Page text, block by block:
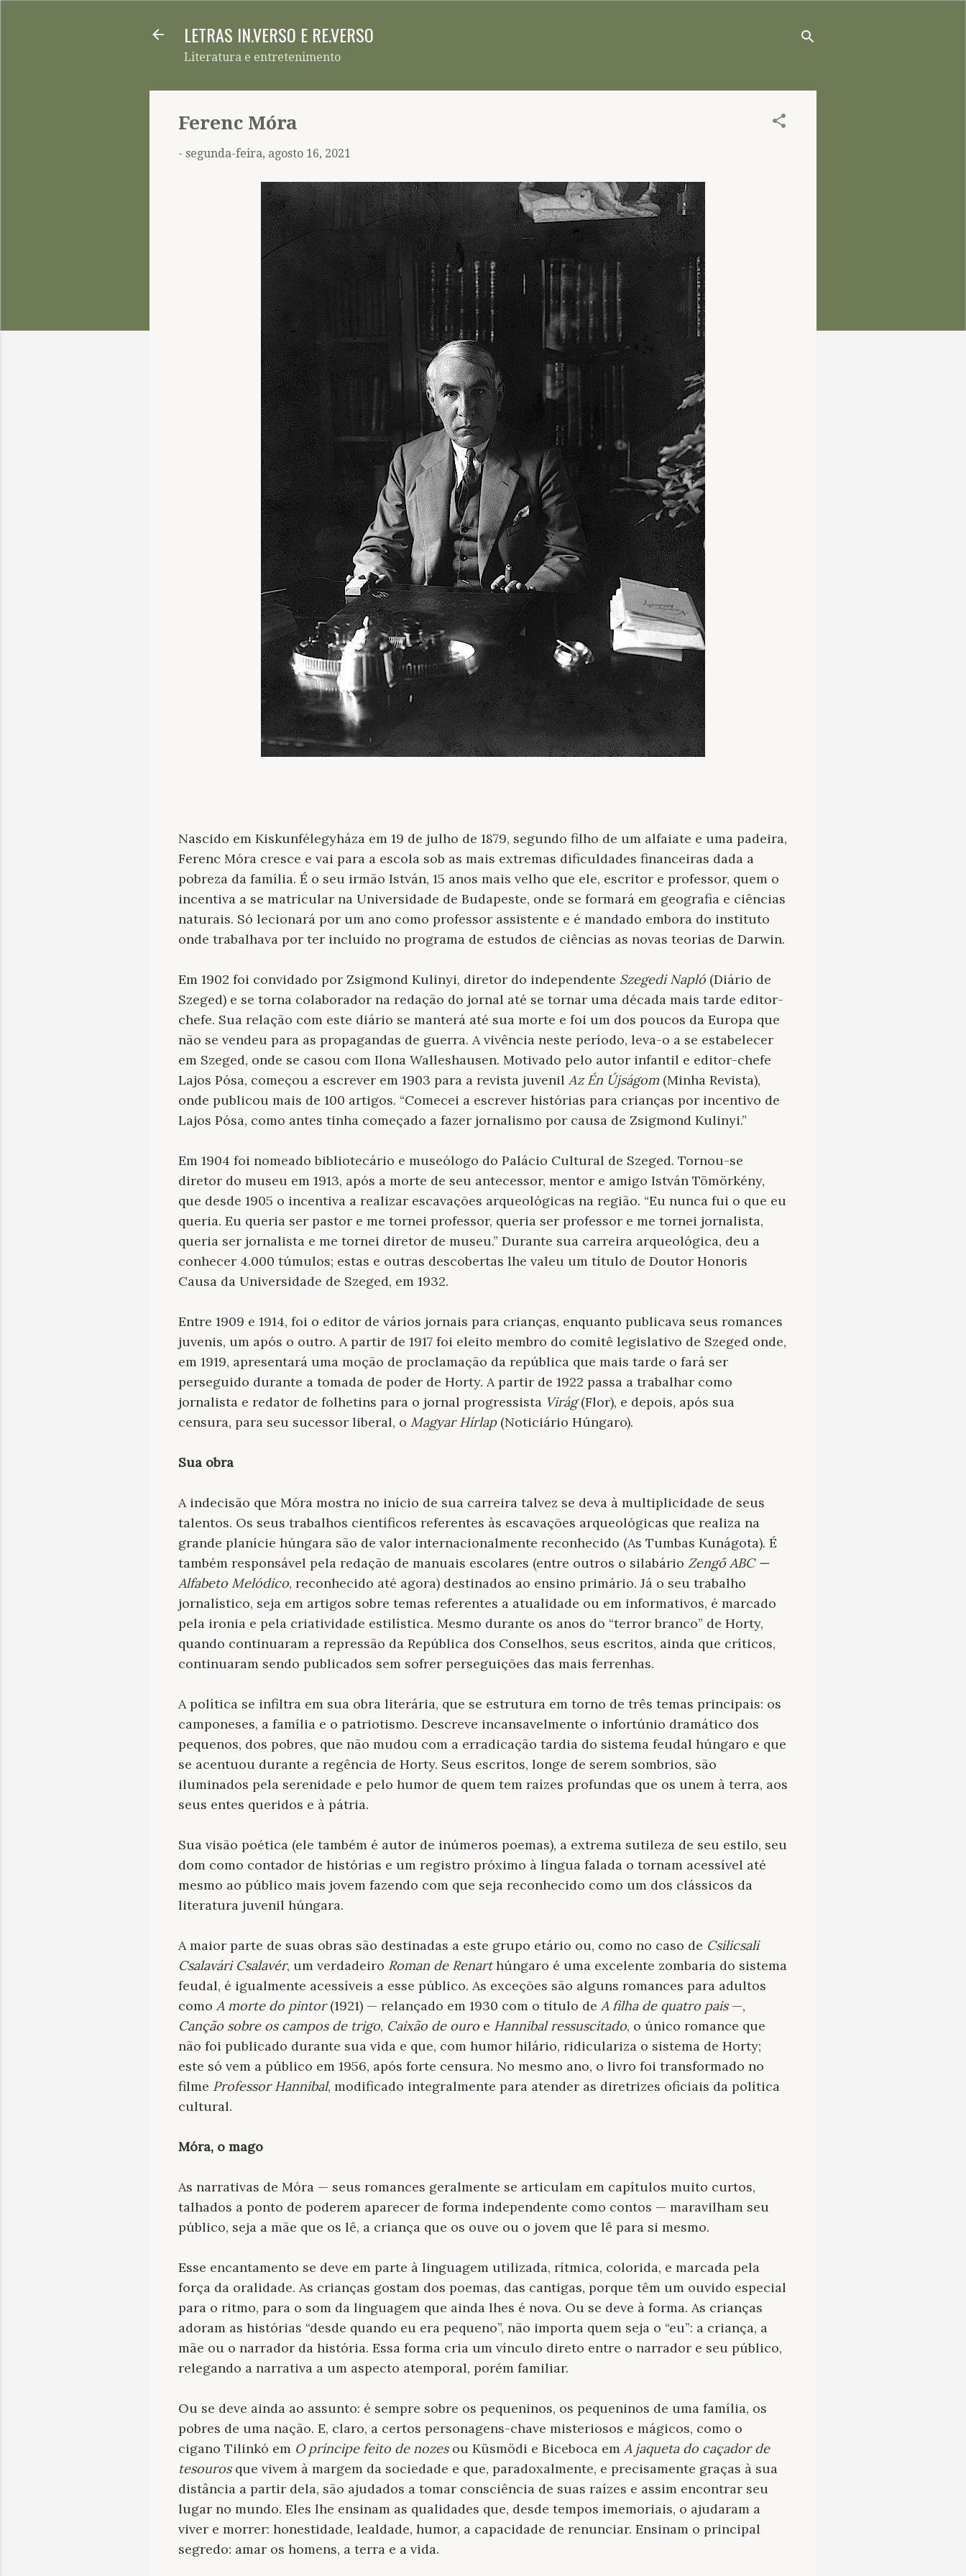
LETRAS IN.VERSO E RE.VERSO
Literatura e entretenimento
Ferenc Móra
- segunda-feira, agosto 16, 2021
Nascido em Kiskunfélegyháza em 19 de julho de 1879, segundo filho de um alfaiate e uma padeira,
Ferenc Móra cresce e vai para a escola sob as mais extremas dificuldades financeiras dada a
pobreza da família. É o seu irmão István, 15 anos mais velho que ele, escritor e professor, quem o
incentiva a se matricular na Universidade de Budapeste, onde se formará em geografia e ciências
naturais. Só lecionará por um ano como professor assistente e é mandado embora do instituto
onde trabalhava por ter incluído no programa de estudos de ciências as novas teorias de Darwin.
Em 1902 foi convidado por Zsigmond Kulinyi, diretor do independente Szegedi Napló (Diário de
Szeged) e se torna colaborador na redação do jornal até se tornar uma década mais tarde editor-
chefe. Sua relação com este diário se manterá até sua morte e foi um dos poucos da Europa que
não se vendeu para as propagandas de guerra. A vivência neste período, leva-o a se estabelecer
em Szeged, onde se casou com Ilona Walleshausen. Motivado pelo autor infantil e editor-chefe
Lajos Pósa, começou a escrever em 1903 para a revista juvenil Az Én Újságom (Minha Revista),
onde publicou mais de 100 artigos. “Comecei a escrever histórias para crianças por incentivo de
Lajos Pósa, como antes tinha começado a fazer jornalismo por causa de Zsigmond Kulinyi.”
Em 1904 foi nomeado bibliotecário e museólogo do Palácio Cultural de Szeged. Tornou-se
diretor do museu em 1913, após a morte de seu antecessor, mentor e amigo István Tömörkény,
que desde 1905 o incentiva a realizar escavações arqueológicas na região. “Eu nunca fui o que eu
queria. Eu queria ser pastor e me tornei professor, queria ser professor e me tornei jornalista,
queria ser jornalista e me tornei diretor de museu.” Durante sua carreira arqueológica, deu a
conhecer 4.000 túmulos; estas e outras descobertas lhe valeu um título de Doutor Honoris
Causa da Universidade de Szeged, em 1932.
Entre 1909 e 1914, foi o editor de vários jornais para crianças, enquanto publicava seus romances
juvenis, um após o outro. A partir de 1917 foi eleito membro do comitê legislativo de Szeged onde,
em 1919, apresentará uma moção de proclamação da república que mais tarde o fará ser
perseguido durante a tomada de poder de Horty. A partir de 1922 passa a trabalhar como
jornalista e redator de folhetins para o jornal progressista Virág(Flor), e depois, após sua
censura, para seu sucessor liberal, o Magyar Hírlap(Noticiário Húngaro).
Sua obra
A indecisão que Móra mostra no início de sua carreira talvez se deva à multiplicidade de seus
talentos. Os seus trabalhos científicos referentes às escavações arqueológicas que realiza na
grande planície húngara são de valor internacionalmente reconhecido (As Tumbas Kunágota). É
também responsável pela redação de manuais escolares (entre outros o silabário Zengő ABC —
Alfabeto Melódico, reconhecido até agora) destinados ao ensino primário. Já o seu trabalho
jornalístico, seja em artigos sobre temas referentes a atualidade ou em informativos, é marcado
pela ironia e pela criatividade estilística. Mesmo durante os anos do “terror branco” de Horty,
quando continuaram a repressão da República dos Conselhos, seus escritos, ainda que críticos,
continuaram sendo publicados sem sofrer perseguições das mais ferrenhas.
A política se infiltra em sua obra literária, que se estrutura em torno de três temas principais: os
camponeses, a família e o patriotismo. Descreve incansavelmente o infortúnio dramático dos
pequenos, dos pobres, que não mudou com a erradicação tardia do sistema feudal húngaro e que
se acentuou durante a regência de Horty. Seus escritos, longe de serem sombrios, são
iluminados pela serenidade e pelo humor de quem tem raízes profundas que os unem à terra, aos
seus entes queridos e à pátria.
Sua visão poética (ele também é autor de inúmeros poemas), a extrema sutileza de seu estilo, seu
dom como contador de histórias e um registro próximo à língua falada o tornam acessível até
mesmo ao público mais jovem fazendo com que seja reconhecido como um dos clássicos da
literatura juvenil húngara.
A maior parte de suas obras são destinadas a este grupo etário ou, como no caso de Csilicsali
Csalavári Csalavér, um verdadeiro Roman de Renarthúngaro é uma excelente zombaria do sistema
feudal, é igualmente acessíveis a esse público. As exceções são alguns romances para adultos
como A morte do pintor(1921) — relançado em 1930 com o título de A filha de quatro pais—,
Canção sobre os campos de trigo, Caixão de ouro e Hannibal ressuscitado, o único romance que
não foi publicado durante sua vida e que, com humor hilário, ridiculariza o sistema de Horty;
este só vem a público em 1956, após forte censura. No mesmo ano, o livro foi transformado no
filme Professor Hannibal, modificado integralmente para atender as diretrizes oficiais da política
cultural.
Móra, o mago
As narrativas de Móra — seus romances geralmente se articulam em capítulos muito curtos,
talhados a ponto de poderem aparecer de forma independente como contos — maravilham seu
público, seja a mãe que os lê, a criança que os ouve ou o jovem que lê para si mesmo.
Esse encantamento se deve em parte à linguagem utilizada, rítmica, colorida, e marcada pela
força da oralidade. As crianças gostam dos poemas, das cantigas, porque têm um ouvido especial
para o ritmo, para o som da linguagem que ainda lhes é nova. Ou se deve à forma. As crianças
adoram as histórias “desde quando eu era pequeno”, não importa quem seja o “eu”: a criança, a
mãe ou o narrador da história. Essa forma cria um vínculo direto entre o narrador e seu público,
relegando a narrativa a um aspecto atemporal, porém familiar.
Ou se deve ainda ao assunto: é sempre sobre os pequeninos, os pequeninos de uma família, os
pobres de uma nação. E, claro, a certos personagens-chave misteriosos e mágicos, como o
cigano Tilinkó em O príncipe feito de nozesou Küsmödi e Biceboca em A jaqueta do caçador de
tesourosque vivem à margem da sociedade e que, paradoxalmente, e precisamente graças à sua
distância a partir dela, são ajudados a tomar consciência de suas raízes e assim encontrar seu
lugar no mundo. Eles lhe ensinam as qualidades que, desde tempos imemoriais, o ajudaram a
viver e morrer: honestidade, lealdade, humor, a capacidade de renunciar. Ensinam o principal
segredo: amar os homens, a terra e a vida.